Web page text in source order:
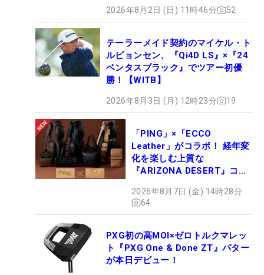
2026年8月2日 (日) 11時46分 52
テーラーメイド契約のマイケル・ト
ルビョンセン、『Qi4D LS』×『24
ベンタスブラック』でツアー初優
勝！【WITB】
2026年8月3日 (月) 12時23分 19
「PING」×「ECCO
Leather」がコラボ！ 経年変
化を楽しむ上質な
『ARIZONA DESERT』コレ
ュー
2026年8月7日 (金) 14時28分
64
PXG初の高MOI×ゼロトルクマレッ
ト『PXG One & Done ZT』パター
が本日デビュー！